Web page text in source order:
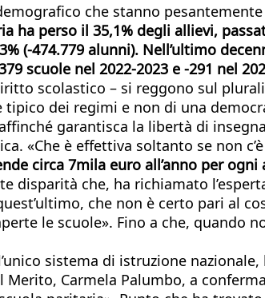
che stanno
perso il 35,1% degli allievi,
(-474.779 alunni). Nell’ultimo
scuole nel 2022-2023 e -291 nel
scolastico – si reggono sul
dei regimi e non di una
garantisca la libertà di
«Che è effettiva soltanto se non
circa 7mila euro all’anno per
disparità che, ha richiamato
che non è certo pari al
le scuole». Fino a che, quando
sistema di istruzione
Carmela Palumbo, a